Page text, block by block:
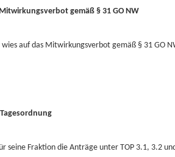
gemäß § 31 GO NW
auf das Mitwirkungsverbot gemäß § 31 GO
seine Fraktion die Anträge unter TOP 3.1, 3.2